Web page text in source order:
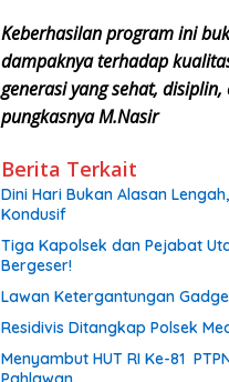
Keberhasilan program ini
dampaknya terhadap
generasi yang sehat,
pungkasnya M.Nasir
Berita Terkait
Dini Hari Bukan Alasan
Kondusif
Tiga Kapolsek dan Pejabat
Bergeser!
Lawan Ketergantungan
Residivis Ditangkap Polsek
Menyambut HUT RI Ke-81